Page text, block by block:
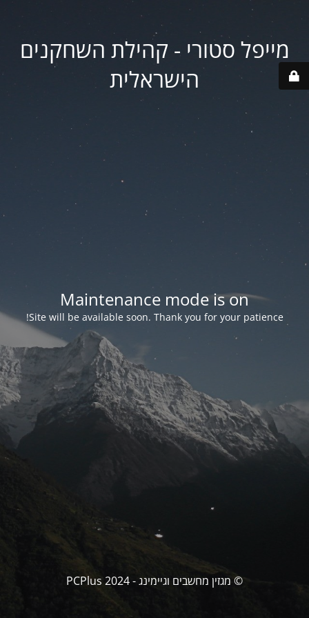
מייפל סטורי - קהילת השחקנים
הישראלית
Maintenance mode is on
Site will be available soon. Thank you for your patience!
© מגזין מחשבים וגיימינג - PCPlus 2024